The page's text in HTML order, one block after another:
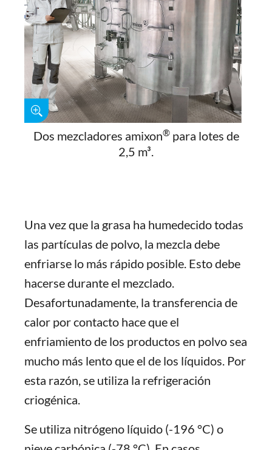
Dos mezcladores amixon®para lotes de
2,5 m³.
Una vez que la grasa ha humedecido todas
las partículas de polvo, la mezcla debe
enfriarse lo más rápido posible. Esto debe
hacerse durante el mezclado.
Desafortunadamente, la transferencia de
calor por contacto hace que el
enfriamiento de los productos en polvo sea
mucho más lento que el de los líquidos. Por
esta razón, se utiliza la refrigeración
criogénica.
Se utiliza nitrógeno líquido (-196 °C) o